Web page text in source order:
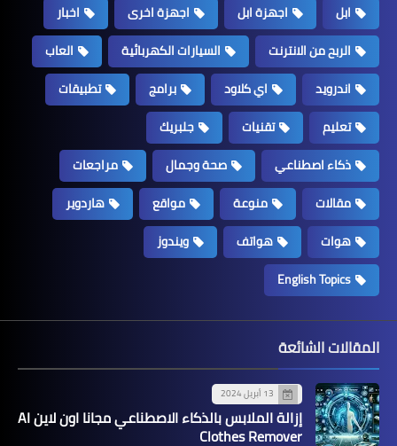
ابل اجهزة ابل اجهزة اخرى
اخبار
الربح من الانترنت
السيارات الكهربائية
العاب
اندرويد
اي كلاود برامج
تطبيقات
تعليم
تقنيات
جلبريك
ذكاء اصطناعي
صحة وجمال
مراجعات
مقالات
منوعة مواقع
هاردوير
هوات
هواتف
ويندوز
English Topics
المقالات الشائعة
13 أبريل 2024
إزالة الملابس بالذكاء الاصطناعي مجانا اون لاين AI
Clothes Remover